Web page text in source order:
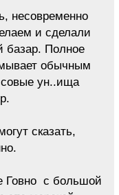
несовременно
и сделали
базар. Полное
обычным
ун..ища
сказать,
Говно с большой